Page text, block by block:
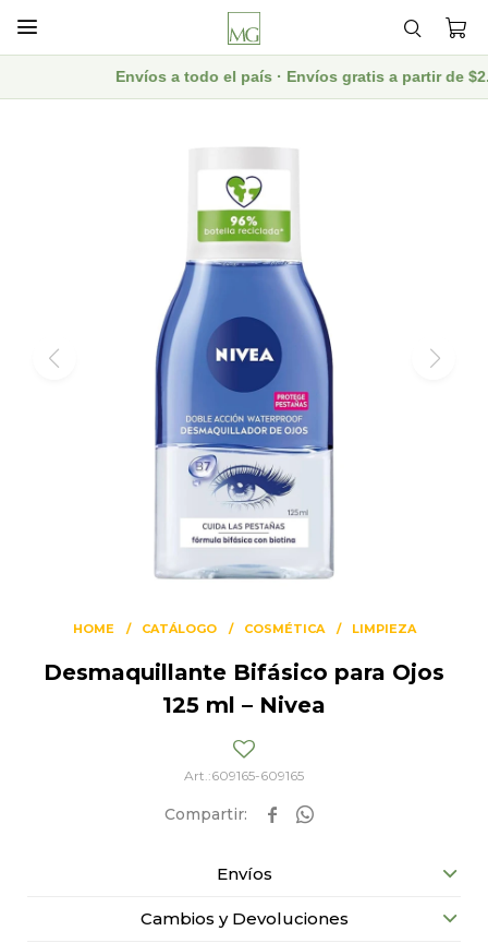

Envíos a todo el país · Envíos gratis a partir de
HOME CATÁLOGO COSMÉTICA LIMPIEZA
Desmaquillante Bifásico para Ojos
125 ml – Nivea
609165-609165
 
Envíos
Cambios y Devoluciones